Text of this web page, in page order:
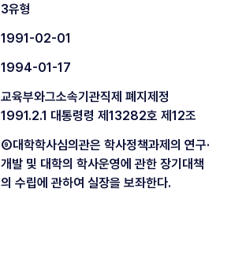
3유형
1991-02-01
1994-01-17
교육부와그소속기관직제 폐지제정
1991.2.1 대통령령 제13282호 제12조
⑨대학학사심의관은 학사정책과제의 연구·
개발 및 대학의 학사운영에 관한 장기대책
의 수립에 관하여 실장을 보좌한다.